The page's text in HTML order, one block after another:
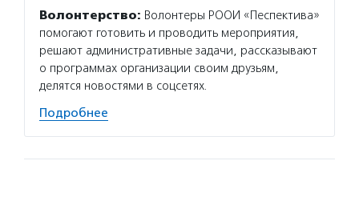
Волонтерство: Волонтеры РООИ «Песпектива»
помогают готовить и проводить мероприятия,
решают административные задачи, рассказывают
о программах организации своим друзьям,
делятся новостями в соцсетях.
Подробнее